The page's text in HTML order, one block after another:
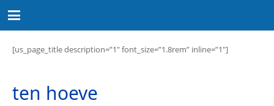
[us_page_title description=”1″ font_size=”1.8rem” inline=”1″]
ten hoeve